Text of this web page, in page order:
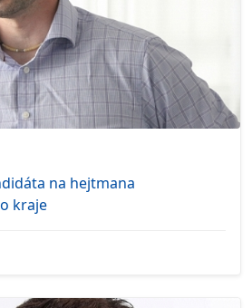
na hejtmana
kraje